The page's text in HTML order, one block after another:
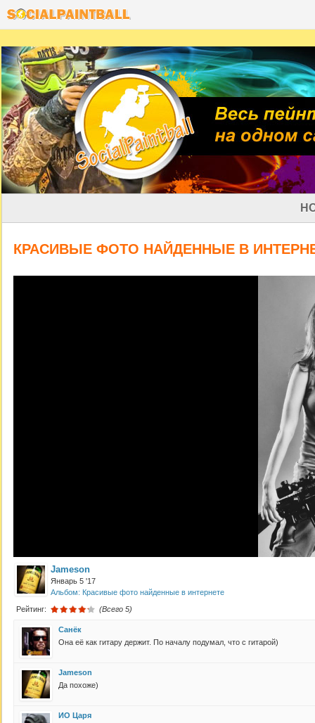
КРАСИВЫЕ ФОТО НАЙДЕННЫЕ В
Jameson
Январь 5 '17
Альбом: Красивые фото найденные в интернете
Рейтинг: (Всего 5)
Санёк
Она её как гитару держит. По началу подумал, что с гитарой)
Jameson
Да похоже)
ИО Царя